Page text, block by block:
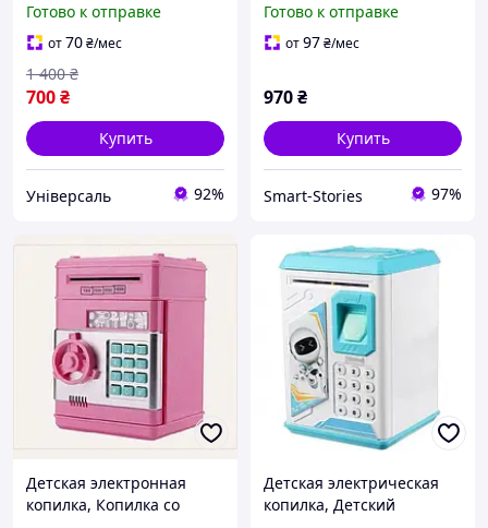
Детская копилка с
большой
вместительностью
Готово к отправке
от70₴/мес
700₴
1 400 ₴
Купить
Універсаль 92%
Копилка для девочки.
Банкомат с кодовым
Готово к отправке
от97₴/мес
970₴
Купить
Smart-Stories 97%
Детская электронная
копилка, Копилка со
Детская электрическая
копилка, Детский